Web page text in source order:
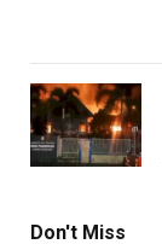
Don't Miss